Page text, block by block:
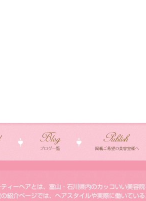
ティーヘアとは、富山・石川県内のカッコいい美容
紹介ページでは、ヘアスタイルや実際に働いてい